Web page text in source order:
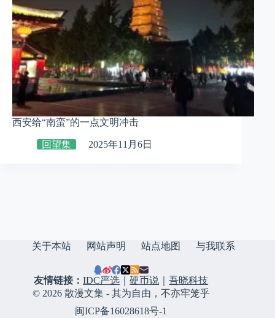
西安给“南蛮”的一点文明冲击
回望集 2025年11月6日
关于本站 网站声明 站点地图 与我联系
友情链接：IDC严选 ｜硬币说 ｜吾晓科技
© 2026 散漫文集 - 其为自由，不亦牢笼乎
闽ICP备16028618号-1